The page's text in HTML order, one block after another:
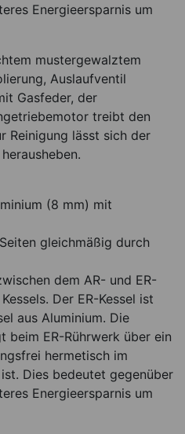
Energieersparnis um
mustergewalztem
Auslaufventil
Gasfeder, der
treibt den
Reinigung lässt sich der
(8 mm) mit
gleichmäßig durch
dem AR- und ER-
Der ER-Kessel ist
aus Aluminium. Die
beim ER-Rührwerk über ein
hermetisch im
Dies bedeutet gegenüber
Energieersparnis um